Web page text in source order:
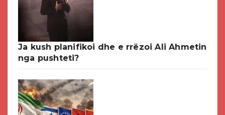
Ja kush planifikoi dhe e rrëzoi Ali Ahmetin
nga pushteti?